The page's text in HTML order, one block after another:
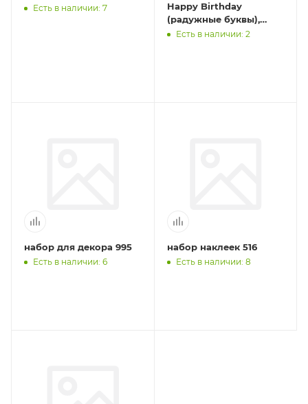
Есть в наличии: 7
Happy Birthday
(радужные буквы),
Черный, 200 см, 1 шт.
Есть в наличии: 2
набор для декора 995
Есть в наличии: 6
набор наклеек 516
Есть в наличии: 8